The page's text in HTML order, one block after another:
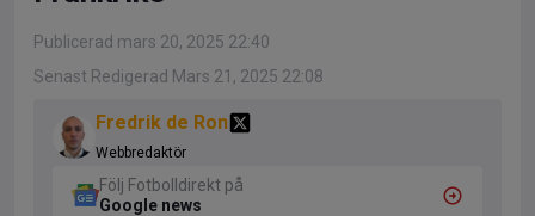
Publicerad mars 20, 2025 22:40
Senast Redigerad Mars 21, 2025 22:08
Fredrik de Ron
Webbredaktör
Följ Fotbolldirekt på
Google news